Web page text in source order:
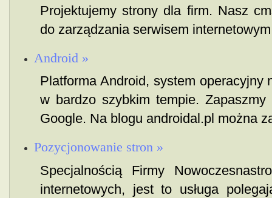
Projektujemy strony dla firm. Nasz
do zarządzania serwisem
Android »
Platforma Android, system
w bardzo szybkim tempie.
Google. Na blogu androidal.pl można
Pozycjonowanie stron »
Specjalnością Firmy
internetowych, jest to usługa